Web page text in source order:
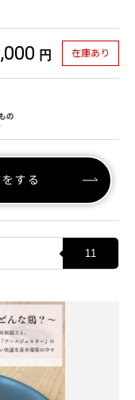
円 在庫あり
する
11